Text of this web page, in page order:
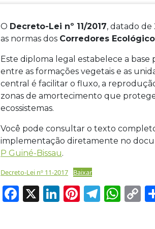
O Decreto-Lei nº 11/2017, datado de
as normas dos Corredores
Este diploma legal estabelece a
entre as formações vegetais e as
central é facilitar o fluxo, a
zonas de amortecimento que
ecossistemas.
Você pode consultar o texto
implementação diretamente no
P Guiné-Bissau.
Decreto-Lei nº 11-2017 Baixar
F X Li Pi T W C